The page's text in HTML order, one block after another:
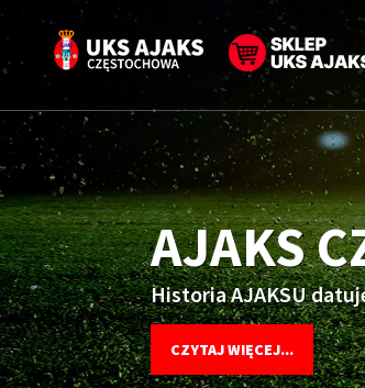
AJAKS
Historia AJAKSU
CZYTAJ WIĘCEJ...